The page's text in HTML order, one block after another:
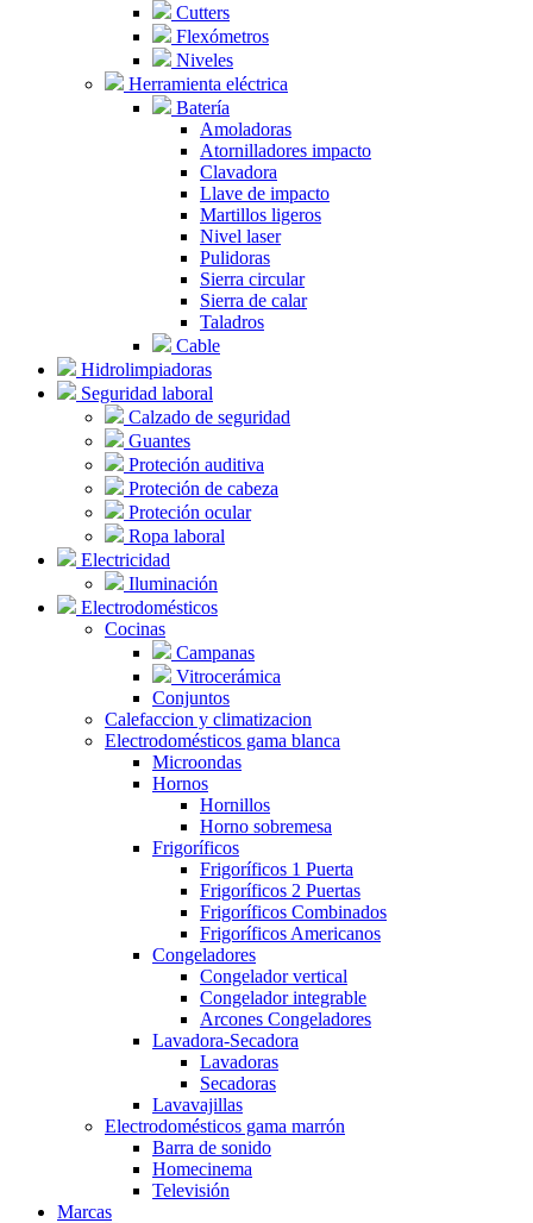
Cutters
Flexómetros
Niveles
Herramienta eléctrica
Batería
Amoladoras
Atornilladores impacto
Clavadora
Llave de impacto
Martillos ligeros
Nivel laser
Pulidoras
Sierra circular
Sierra de calar
Taladros
Cable
Hidrolimpiadoras
Seguridad laboral
Calzado de seguridad
Guantes
Proteción auditiva
Proteción de cabeza
Proteción ocular
Ropa laboral
Electricidad
Iluminación
Electrodomésticos
Cocinas
Campanas
Vitrocerámica
Conjuntos
Calefaccion y climatizacion
Electrodomésticos gama blanca
Microondas
Hornos
Hornillos
Horno sobremesa
Frigoríficos
Frigoríficos 1 Puerta
Frigoríficos 2 Puertas
Frigoríficos Combinados
Frigoríficos Americanos
Congeladores
Congelador vertical
Congelador integrable
Arcones Congeladores
Lavadora-Secadora
Lavadoras
Secadoras
Lavavajillas
Electrodomésticos gama marrón
Barra de sonido
Homecinema
Televisión
Marcas